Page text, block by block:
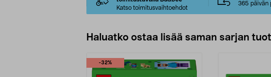
Katso toimitusvaihtoehdot
365 päivän
Haluatko ostaa lisää saman sarjan
-32%